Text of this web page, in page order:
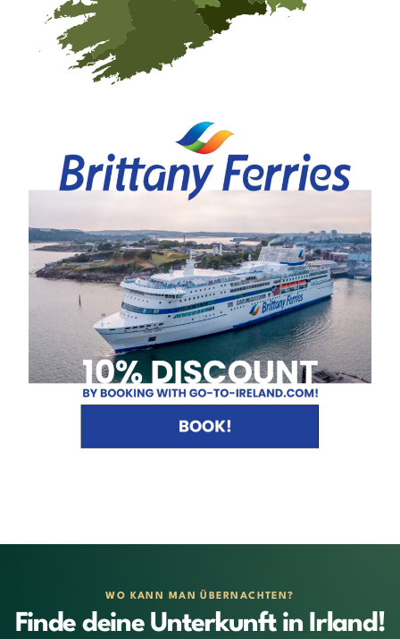
WO KANN MAN ÜBERNACHTEN?
Finde deine Unterkunft in Irland!